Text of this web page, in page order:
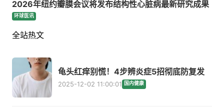
2026年纽约瓣膜会议将发布结构性心脏病最新研究成果
环球医讯
全站热文
龟头红痒别慌！4步辨炎症5招彻底防复发
2025-12-02 11:00:01 国内健康